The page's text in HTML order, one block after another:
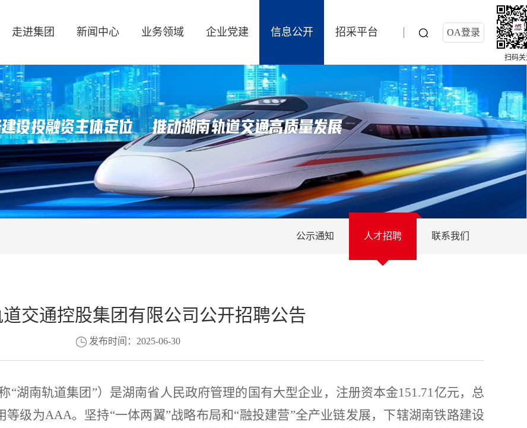
走进集团 新闻中心 业务领域 企业党建 信息公开 招采平台 OA登录
扫码关
公示通知 人才招聘 联系我们
交通控股集团有限公司公开招聘公告
发布时间：2025-06-30
“湖南轨道集团 ”）是湖南省人民政府管理的国有大型企业，注册资本金151.71亿元，总
等级为AAA。坚持“一体两翼”战略布局和“融投建营”全产业链发展，下辖湖南铁路建设